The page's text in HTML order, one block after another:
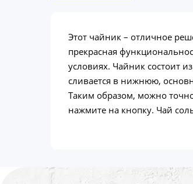
Этот чайник – отличное
прекрасная
условиях. Чайник состоит
сливается в нижнюю,
Таким образом, можно
нажмите на кнопку. Чай